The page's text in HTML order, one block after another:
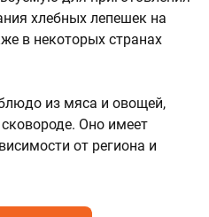
хлебных лепешек на
в некоторых странах
из мяса и овощей,
Оно имеет
от региона и